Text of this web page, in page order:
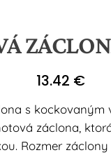
13.42 €
s kockovaným
záclona,
Rozmer